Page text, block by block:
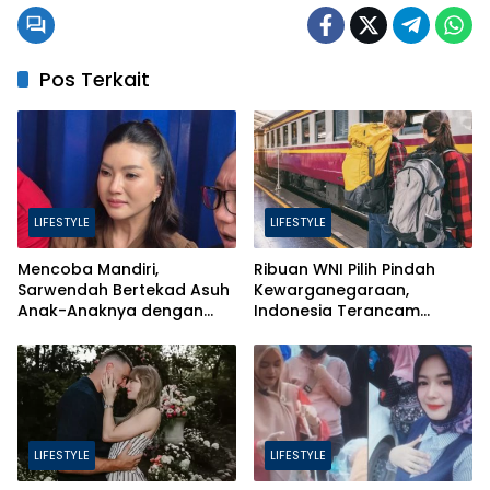
Pos Terkait
LIFESTYLE
Mencoba Mandiri,
Sarwendah Bertekad Asuh
Anak-Anaknya dengan
LIFESTYLE
Ribuan WNI Pilih Pindah
Kewarganegaraan,
Indonesia Terancam
LIFESTYLE LIFESTYLE